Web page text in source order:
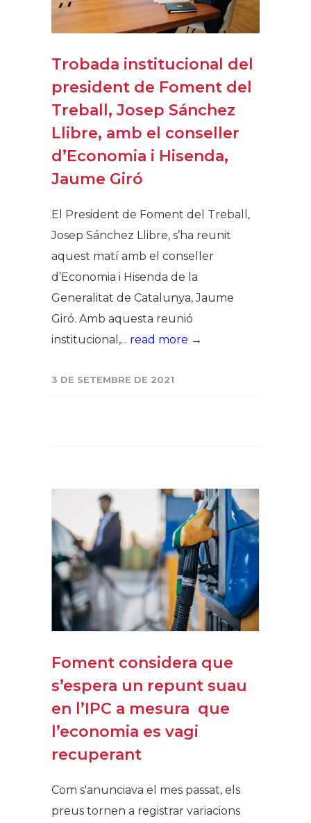
Trobada institucional del
president de Foment del
Treball, Josep Sánchez
Llibre, amb el conseller
d’Economia i Hisenda,
Jaume Giró
El President de Foment del Treball,
Josep Sánchez Llibre, s’ha reunit
aquest matí amb el conseller
d’Economia i Hisenda de la
Generalitat de Catalunya, Jaume
Giró. Amb aquesta reunió
institucional,... read more →
3 DE SETEMBRE DE 2021
Foment considera que
s’espera un repunt suau
en l’IPC a mesura que
l’economia es vagi
recuperant
Com s'anunciava el mes passat, els
preus tornen a registrar variacions